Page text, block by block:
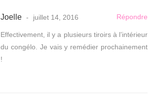
Joelle juillet 14, 2016 Répondre
Effectivement, il y a plusieurs tiroirs à l’intérieur
du congélo. Je vais y remédier prochainement
!